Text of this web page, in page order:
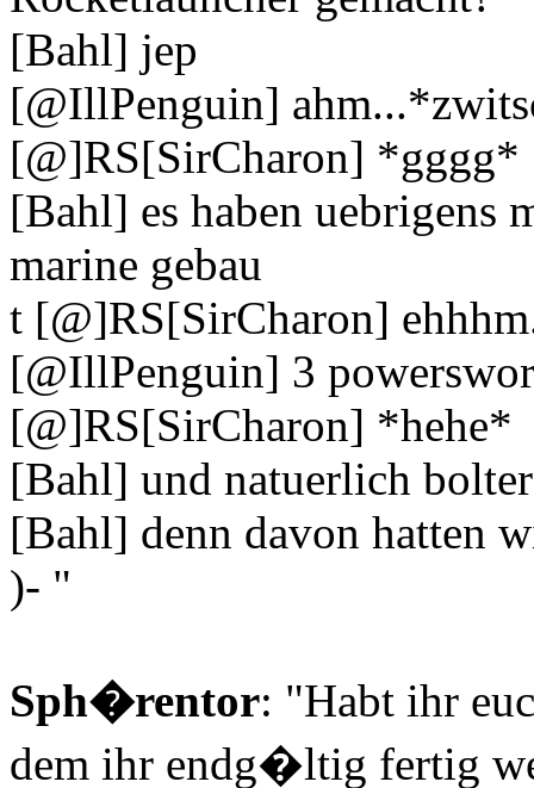
[Bahl] jep
[@IllPenguin]
[@]RS[SirCharon] *gggg*
[Bahl] es haben uebrigens
marine gebau
t [@]RS[SirCharon]
[@IllPenguin] 3
[@]RS[SirCharon] *hehe*
[Bahl] und natuerlich bolter
[Bahl] denn davon hatten
)- "
Sph�rentor: "Habt ihr
dem ihr endg�ltig fertig